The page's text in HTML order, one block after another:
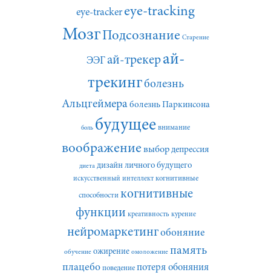
eye-tracker eye-tracking
МозгПодсознание Старение
ЭЭГай-трекерай-
трекингболезнь
Альцгеймера болезнь Паркинсона
боль будущее внимание
воображение выбор депрессия
диета дизайн личного будущего
искусственный интеллект когнитивные
способности когнитивные
функции креативность курение
нейромаркетингобоняние
обучение ожирение омоложение память
плацебо поведение потеря обоняния